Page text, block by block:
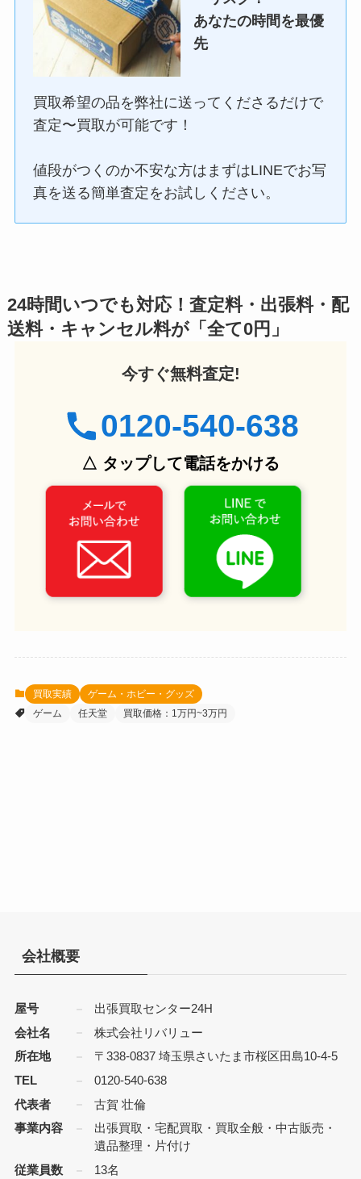
あなたの時間を最優
先
買取希望の品を弊社に送ってくださるだけで
査定〜買取が可能です！
値段がつくのか不安な方はまずはLINEでお写
真を送る簡単査定をお試しください。
24時間いつでも対応！査定料・出張料・配
送料・キャンセル料が「全て0円」
今すぐ無料査定!
0120-540-638
△ タップして電話をかける
買取実績
ゲーム・ホビー・グッズ
ゲーム
任天堂 買取価格：1万円~3万円
会社概要
屋号
出張買取センター24H
会社名
株式会社リバリュー
所在地
〒338-0837 埼玉県さいたま市桜区田島10-4-5
TEL
0120-540-638
代表者
古賀 壮倫
事業内容
出張買取・宅配買取・買取全般・中古販売・
遺品整理・片付け
従業員数
13名